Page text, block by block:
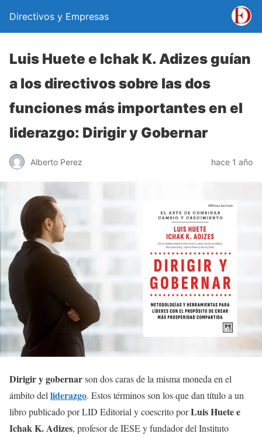
Directivos y Empresas
Luis Huete e Ichak K. Adizes guían
a los directivos sobre las dos
funciones más importantes en el
liderazgo: Dirigir y Gobernar
Alberto Perez hace 1 año
Dirigir y gobernarson dos caras de la misma moneda en el
ámbito del liderazgo. Estos términos son los que dan título a un
libro publicado por LID Editorial y coescrito porLuis Huete e
Ichak K. Adizes, profesor de IESE y fundador del Instituto